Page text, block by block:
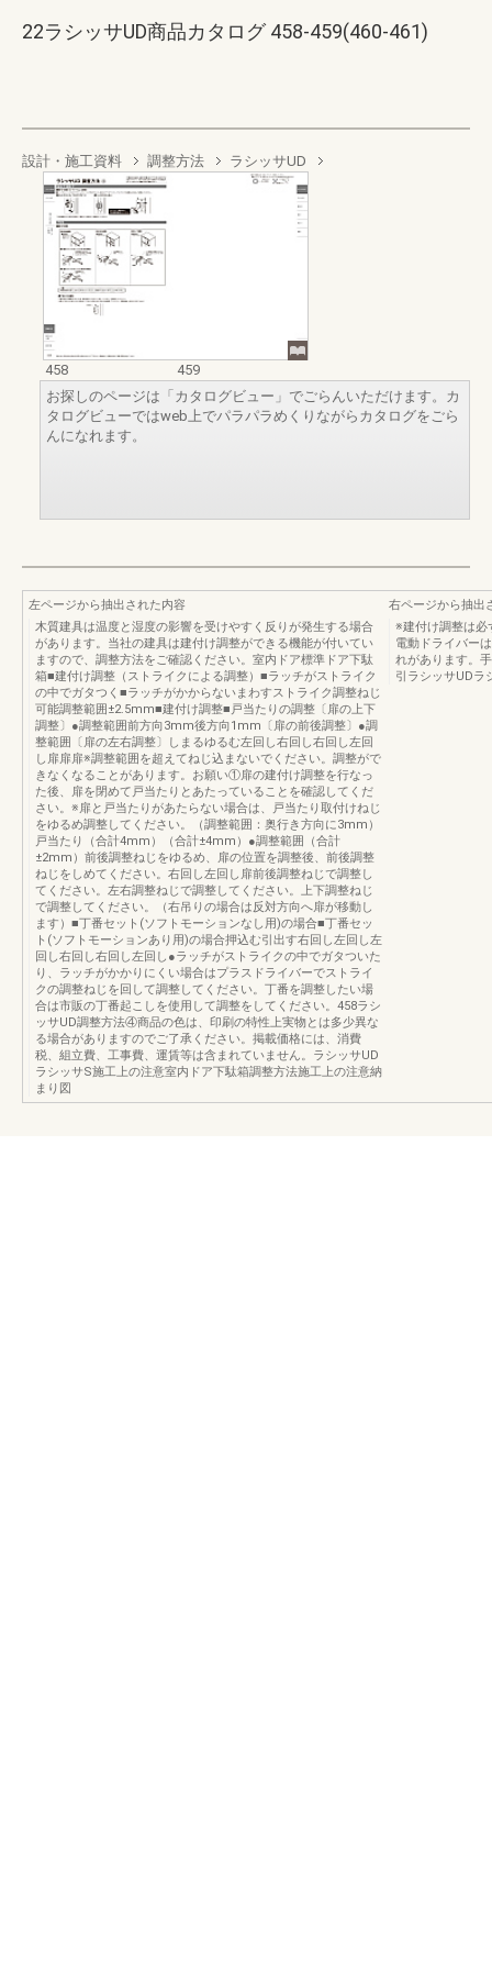
22ラシッサUD商品カタログ 458-459(460-461)
設計・施工資料 調整方法 ラシッサUD
458
459
お探しのページは「カタログビュー」でごらんいただけます。カ
タログビューではweb上でパラパラめくりながらカタログをごら
んになれます。
左ページから抽出された内容
木質建具は温度と湿度の影響を受けやすく反りが発生する場合
があります。当社の建具は建付け調整ができる機能が付いてい
ますので、調整方法をご確認ください。室内ドア標準ドア下駄
箱■建付け調整（ストライクによる調整）■ラッチがストライク
の中でガタつく■ラッチがかからないまわすストライク調整ねじ
可能調整範囲±2.5mm■建付け調整■戸当たりの調整〔扉の上下
調整〕●調整範囲前方向3mm後方向1mm〔扉の前後調整〕●調
整範囲〔扉の左右調整〕しまるゆるむ左回し右回し右回し左回
し扉扉扉※調整範囲を超えてねじ込まないでください。調整がで
きなくなることがあります。お願い①扉の建付け調整を行なっ
た後、扉を閉めて戸当たりとあたっていることを確認してくだ
さい。※扉と戸当たりがあたらない場合は、戸当たり取付けねじ
をゆるめ調整してください。（調整範囲：奥行き方向に3mm）
戸当たり（合計4mm）（合計±4mm）●調整範囲（合計
±2mm）前後調整ねじをゆるめ、扉の位置を調整後、前後調整
ねじをしめてください。右回し左回し扉前後調整ねじで調整し
てください。左右調整ねじで調整してください。上下調整ねじ
で調整してください。（右吊りの場合は反対方向へ扉が移動し
ます）■丁番セット(ソフトモーションなし用)の場合■丁番セッ
ト(ソフトモーションあり用)の場合押込む引出す右回し左回し左
回し右回し右回し左回し●ラッチがストライクの中でガタついた
り、ラッチがかかりにくい場合はプラスドライバーでストライ
クの調整ねじを回して調整してください。丁番を調整したい場
合は市販の丁番起こしを使用して調整をしてください。458ラシ
ッサUD調整方法④商品の色は、印刷の特性上実物とは多少異な
る場合がありますのでご了承ください。掲載価格には、消費
税、組立費、工事費、運賃等は含まれていません。ラシッサUD
ラシッサS施工上の注意室内ドア下駄箱調整方法施工上の注意納
まり図
右ページから抽出
※建付け調整は
電動ドライバー
れがあります。
引ラシッサUDラ